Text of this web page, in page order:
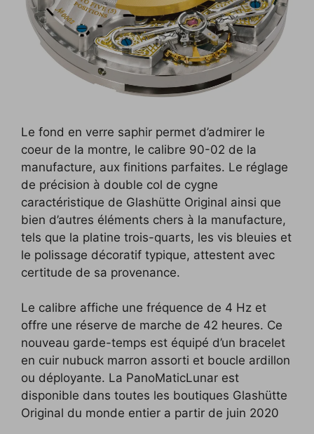
Le fond en verre saphir permet d’admirer le
coeur de la montre, le calibre 90-02 de la
manufacture, aux finitions parfaites. Le réglage
de précision à double col de cygne
caractéristique de Glashütte Original ainsi que
bien d’autres éléments chers à la manufacture,
tels que la platine trois-quarts, les vis bleuies et
le polissage décoratif typique, attestent avec
certitude de sa provenance.
Le calibre affiche une fréquence de 4 Hz et
offre une réserve de marche de 42 heures. Ce
nouveau garde-temps est équipé d’un bracelet
en cuir nubuck marron assorti et boucle ardillon
ou déployante. La PanoMaticLunar est
disponible dans toutes les boutiques Glashütte
Original du monde entier a partir de juin 2020